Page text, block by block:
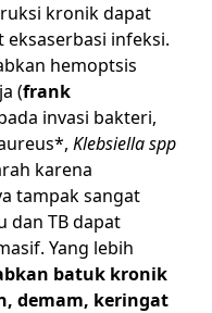
kronik dapat
infeksi.
hemoptsis
(frank
invasi bakteri,
Klebsiella spp
karena
tampak sangat
dan TB dapat
Yang lebih
batuk kronik
demam, keringat